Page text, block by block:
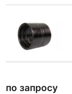
по запросу